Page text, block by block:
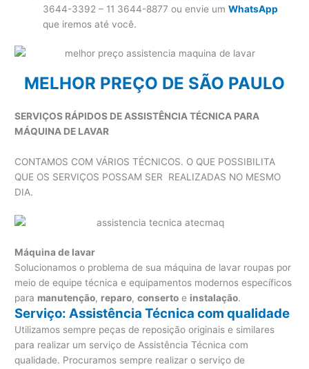
3644-3392 – 11 3644-8877 ou envie umWhatsApp
que iremos até você.
MELHOR PREÇO DE SÃO PAULO
SERVIÇOS RÁPIDOS DE ASSISTÊNCIA TÉCNICA PARA
MÁQUINA DE LAVAR
CONTAMOS COM VÁRIOS TÉCNICOS. O QUE POSSIBILITA
QUE OS SERVIÇOS POSSAM SER REALIZADAS NO MESMO
DIA.
Máquina de lavar
Solucionamos o problema de sua máquina de lavar roupas por
meio de equipe técnica e equipamentos modernos específicos
para manutenção, reparo,conserto e instalação.
Serviço: Assistência Técnica com qualidade
Utilizamos sempre peças de reposição originais e similares
para realizar um serviço de Assistência Técnica com
qualidade. Procuramos sempre realizar o serviço de